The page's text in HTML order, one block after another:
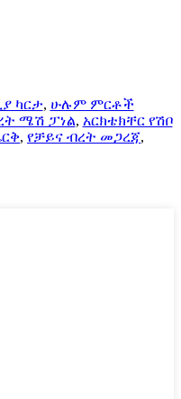
ካርታ, ሁሉም ምርቶች
ሜሽ ፓነል, አርክቴክቸር የሽቦ
, የቻይና ብረት መጋረጃ,